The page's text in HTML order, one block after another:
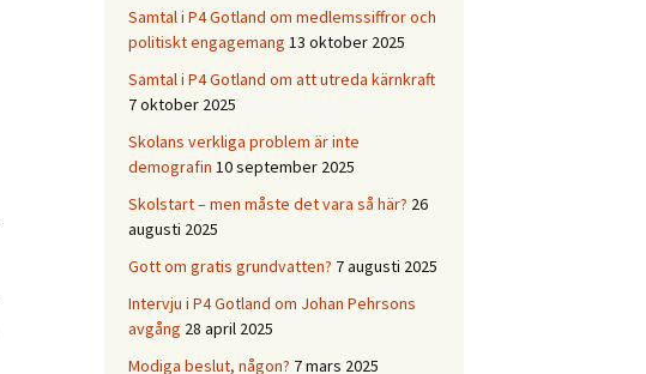
Samtal i P4 Gotland om medlemssiffror och
politiskt engagemang 13 oktober 2025
Samtal i P4 Gotland om att utreda kärnkraft
7 oktober 2025
Skolans verkliga problem är inte
demografin 10 september 2025
Skolstart – men måste det vara så här? 26
augusti 2025
Gott om gratis grundvatten? 7 augusti 2025
Intervju i P4 Gotland om Johan Pehrsons
avgång 28 april 2025
Modiga beslut, någon? 7 mars 2025